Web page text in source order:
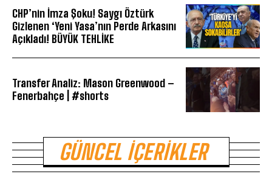
CHP’nin İmza Şoku! Saygı Öztürk
Gizlenen ‘Yeni Yasa’nın Perde Arkasını
Açıkladı! BÜYÜK TEHLİKE
Transfer Analiz: Mason Greenwood –
Fenerbahçe | #shorts
GÜNCEL İÇERIKLER